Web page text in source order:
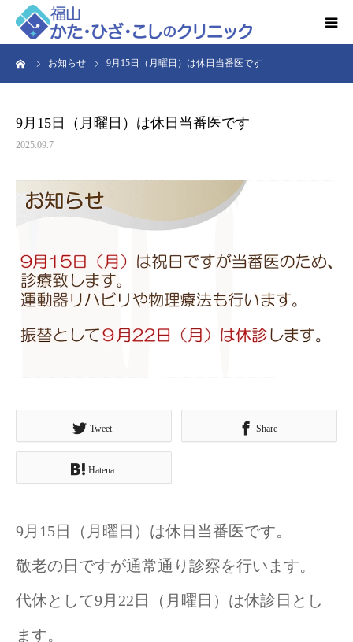
お知らせ 9月15日（月曜日）は休日当番医です
9月15日（月曜日）は休日当番医です
2025.09.7
Tweet Share
Hatena
9月15日（月曜日）は休日当番医です。
敬老の日ですが通常通り診察を行います。
代休として9月22日（月曜日）は休診日とし
ます。
HOME
得意とする検査・治療
診療時間・アクセス